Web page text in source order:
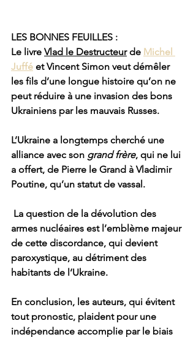
LES BONNES FEUILLES :
Le livre Vlad le Destructeur de Michel
Juffé et Vincent Simon veut démêler
les fils d’une longue histoire qu’on ne
peut réduire à une invasion des bons
Ukrainiens par les mauvais Russes.
L’Ukraine a longtemps cherché une
alliance avec son grand frère, qui ne lui
a offert, de Pierre le Grand à Vladimir
Poutine, qu’un statut de vassal.
armes nucléaires est l’emblème majeur
de cette discordance, qui devient
paroxystique, au détriment des
habitants de l‘Ukraine.
En conclusion, les auteurs, qui évitent
tout pronostic, plaident pour une
indépendance accomplie par le biais